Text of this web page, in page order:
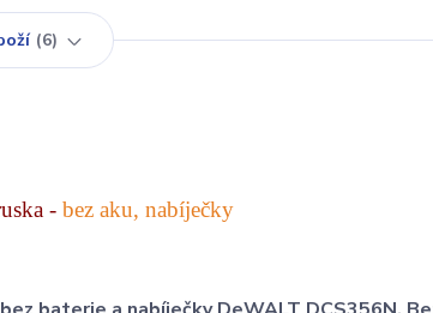
6
- bez aku, nabíječky